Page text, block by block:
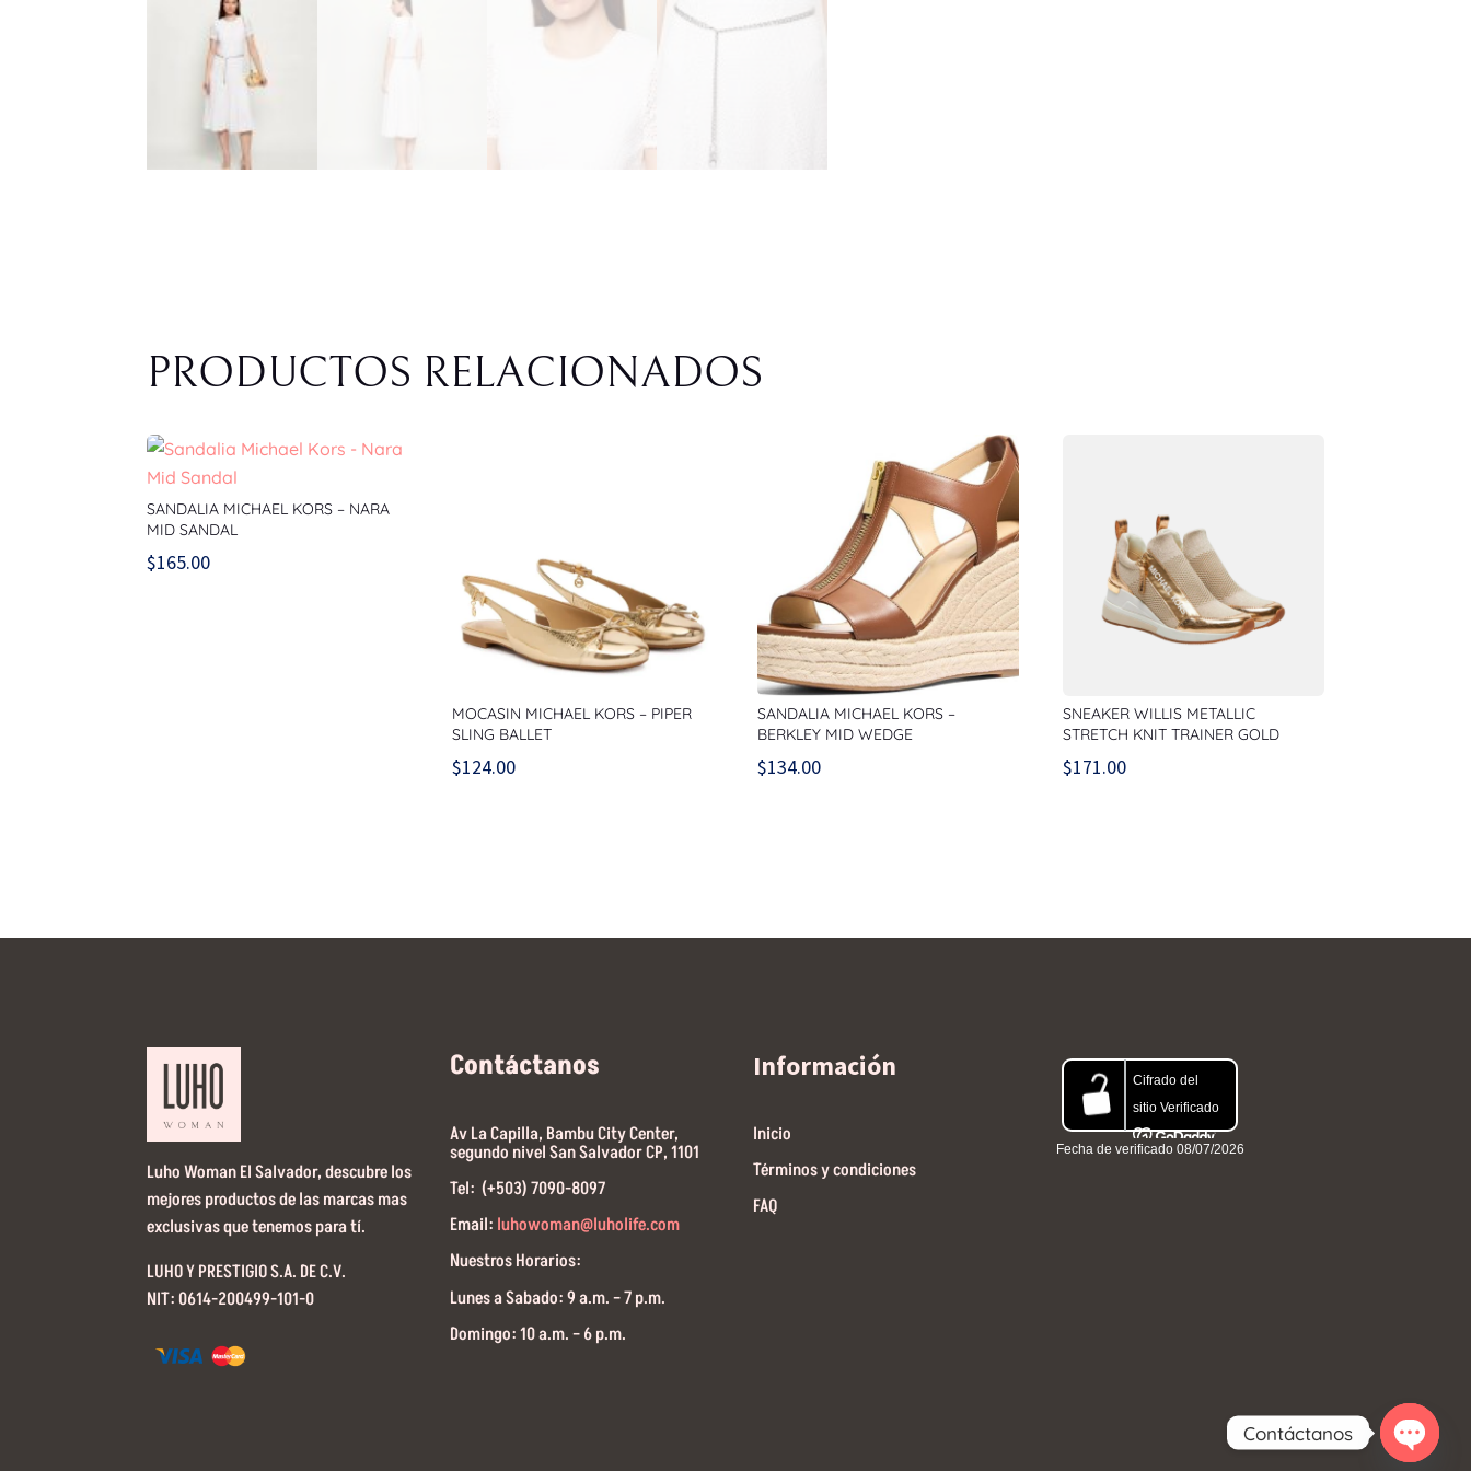
PRODUCTOS RELACIONADOS
SANDALIA MICHAEL KORS – NARA
MID SANDAL
$165.00
MOCASIN MICHAEL KORS – PIPER
SLING BALLET
$124.00
SANDALIA MICHAEL KORS –
BERKLEY MID WEDGE
$134.00
SNEAKER WILLIS METALLIC
STRETCH KNIT TRAINER GOLD
$171.00
Luho Woman El Salvador, descubre los
mejores productos de las marcas mas
exclusivas que tenemos para tí.
LUHO Y PRESTIGIO S.A. DE C.V.
NIT: 0614-200499-101-0
Contáctanos
Av La Capilla, Bambu City Center,
segundo nivel San Salvador CP, 1101
Tel: (+503) 7090-8097
Email: luhowoman@luholife.com
Nuestros Horarios:
Lunes a Sabado: 9 a.m. – 7 p.m.
Domingo: 10 a.m. – 6 p.m.
Información
Inicio
Términos y condiciones
FAQ
Contáctanos